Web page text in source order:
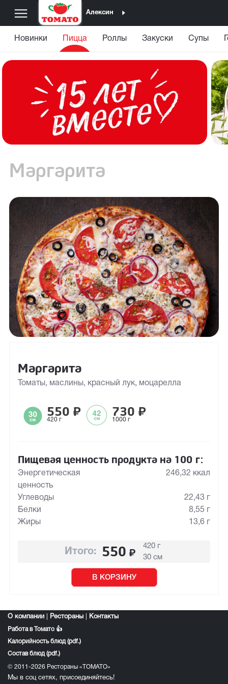
Алексин
Новинки Пицца Роллы Закуски Супы
Маргарита
Маргарита
Томаты, маслины, красный лук, моцарелла
550 ₽
420 г
730 ₽
1000 г
Пищевая ценность продукта на 100 г:
Энергетическая
ценность
246,32 ккал
Углеводы
22,43 г
Белки
8,55 г
Жиры
13,6 г
Итого: 550 ₽
420 г
30 см
В КОРЗИНУ
О компании Рестораны Контакты
Работа в Томато 👍
Калорийность блюд (pdf.)
Состав блюд (pdf.)
© 2011-2026 Рестораны «ТОМАТО»
Мы в соц сетях, присоединяйтесь!